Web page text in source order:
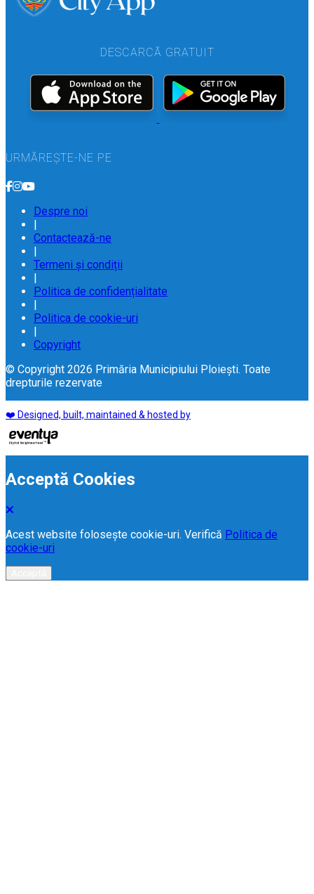
DESCARCĂ GRATUIT
URMĂREȘTE-NE PE
Despre noi
|
Contactează-ne
|
Termeni și condiții
|
Politica de confidențialitate
|
Politica de cookie-uri
|
Copyright
© Copyright 2026 Primăria Municipiului Ploiești. Toate
drepturile rezervate
❤️ Designed, built, maintained & hosted by
Acceptă Cookies
Acest website folosește cookie-uri. Verifică Politica de
cookie-uri